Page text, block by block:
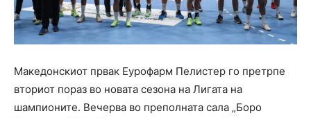
Mакедонскиот првак Еурофарм Пелистер го претрпе
вториот пораз во новата сезона на Лигата на
шампионите. Вечерва во преполната сала „Боро